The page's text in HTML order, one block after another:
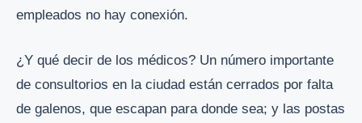
empleados no hay conexión.
¿Y qué decir de los médicos? Un número importante
de consultorios en la ciudad están cerrados por falta
de galenos, que escapan para donde sea; y las postas